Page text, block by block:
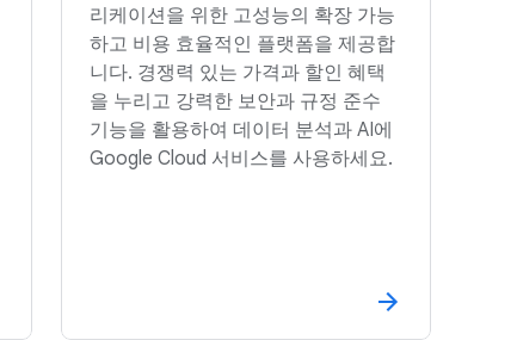
리케이션을 위한 고성능의 확장 가능
하고 비용 효율적인 플랫폼을 제공합
니다. 경쟁력 있는 가격과 할인 혜택
을 누리고 강력한 보안과 규정 준수
기능을 활용하여 데이터 분석과 AI에
Google Cloud 서비스를 사용하세요.